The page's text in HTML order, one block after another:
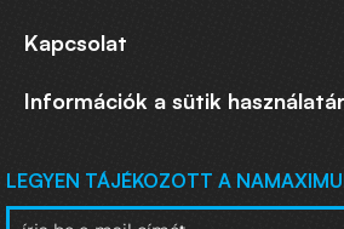
Kapcsolat
Információk a sütik
LEGYEN TÁJÉKOZOTT A